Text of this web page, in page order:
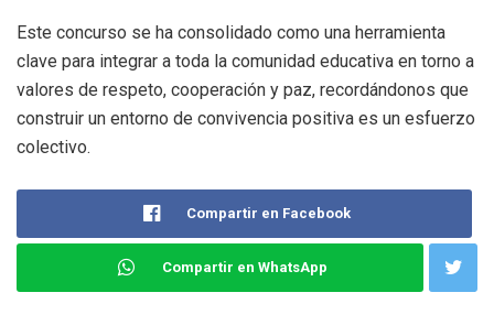
Este concurso se ha consolidado como una herramienta
clave para integrar a toda la comunidad educativa en torno a
valores de respeto, cooperación y paz, recordándonos que
construir un entorno de convivencia positiva es un esfuerzo
colectivo.
Compartir en Facebook
Compartir en WhatsApp